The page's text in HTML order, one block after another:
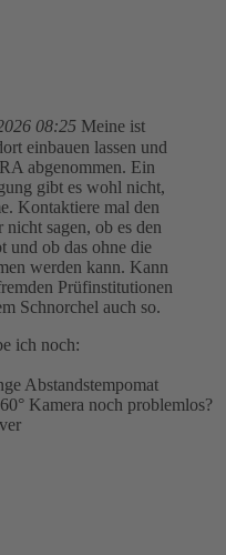
08:25 Meine ist
einbauen lassen und
abgenommen. Ein
gibt es wohl nicht,
Kontaktiere mal den
sagen, ob es den
und ob das ohne die
werden kann. Kann
Prüfinstitutionen
Schnorchel auch so.
ich noch:
Abstandstempomat
Kamera noch problemlos?